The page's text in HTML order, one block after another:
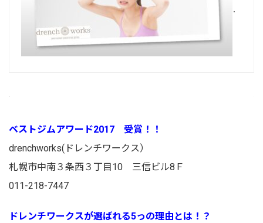
自己流ダイエットで失敗する
5っの理由－その1
ベストジムアワード2017 受賞！！
drenchworks(ドレンチワークス）
札幌市中南３条西３丁目10 三信ビル8Ｆ
011-218-7447
ドレンチワークスが選ばれる5っの理由とは！？